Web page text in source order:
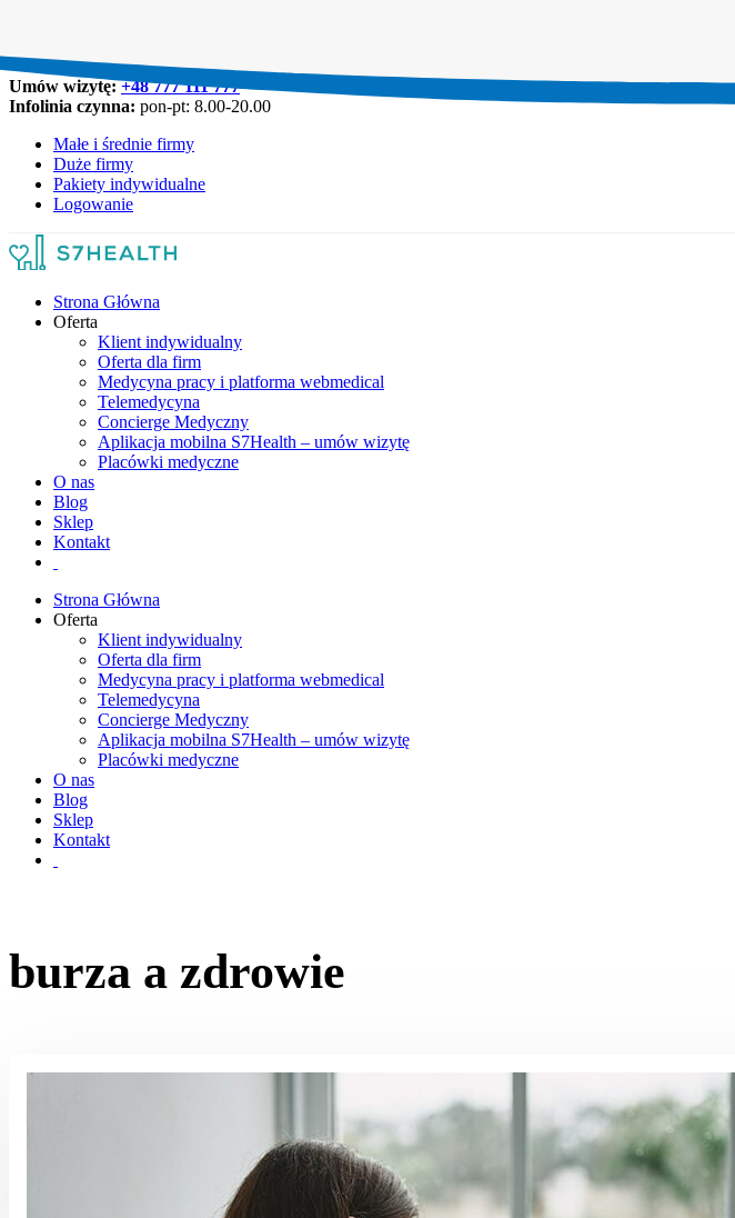
Umów wizytę:+48 777 111 777
Infolinia czynna: pon-pt: 8.00-20.00
Małe i średnie firmy
Duże firmy
Pakiety indywidualne
Logowanie
Strona Główna
Oferta
Klient indywidualny
Oferta dla firm
Medycyna pracy i platforma webmedical
Telemedycyna
Concierge Medyczny
Aplikacja mobilna S7Health – umów wizytę
Placówki medyczne
O nas
Blog
Sklep
Kontakt
Strona Główna
Oferta
Klient indywidualny
Oferta dla firm
Medycyna pracy i platforma webmedical
Telemedycyna
Concierge Medyczny
Aplikacja mobilna S7Health – umów wizytę
Placówki medyczne
O nas
Blog
Sklep
Kontakt
burza a zdrowie